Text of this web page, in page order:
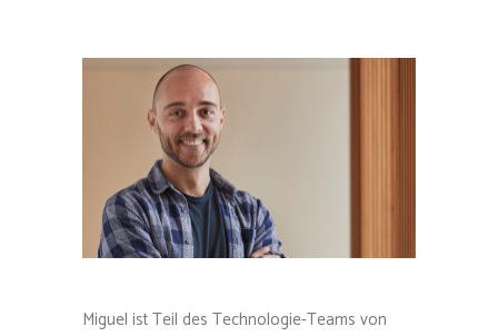
Miguel ist Teil des Technologie-Teams von